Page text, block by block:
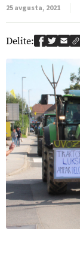
25 avgusta, 2021
Delite: